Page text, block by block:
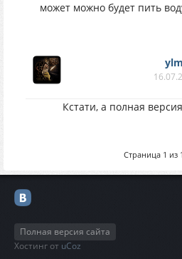
может можно будет пить
Кстати, а полная
Страница 1 из 1
Полная версия сайта
Хостинг от uCoz